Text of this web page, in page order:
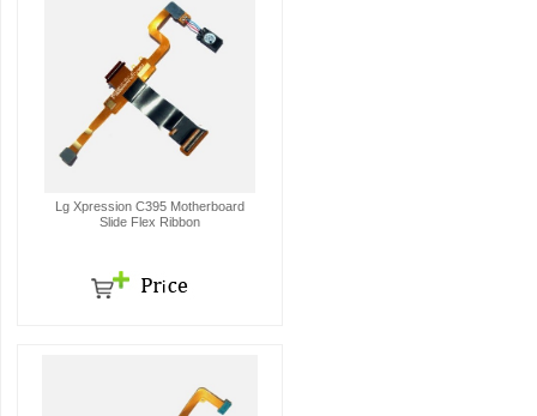
Lg Xpression C395 Motherboard
Slide Flex Ribbon